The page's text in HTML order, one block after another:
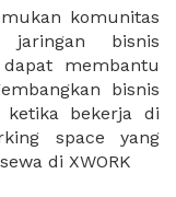
di XWORK